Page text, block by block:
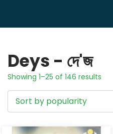
Deys - দে'জ
Showing 1–25 of 146 results